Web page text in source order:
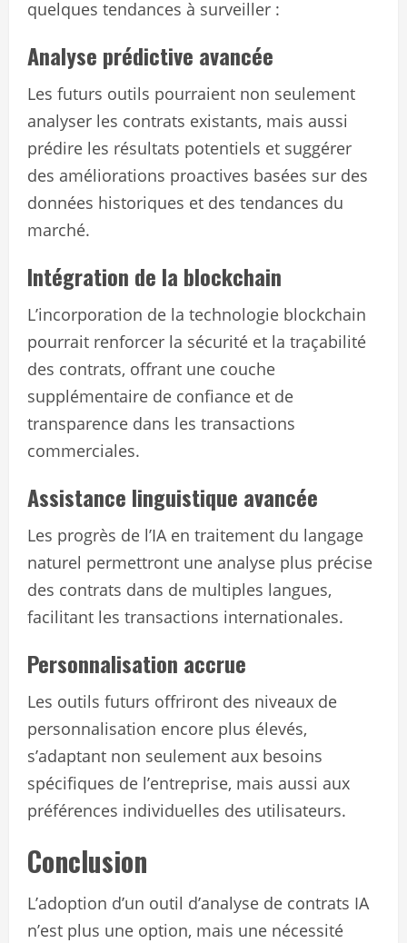
quelques tendances à surveiller :
Analyse prédictive avancée
Les futurs outils pourraient non seulement
analyser les contrats existants, mais aussi
prédire les résultats potentiels et suggérer
des améliorations proactives basées sur des
données historiques et des tendances du
marché.
Intégration de la blockchain
L’incorporation de la technologie blockchain
pourrait renforcer la sécurité et la traçabilité
des contrats, offrant une couche
supplémentaire de confiance et de
transparence dans les transactions
commerciales.
Assistance linguistique avancée
Les progrès de l’IA en traitement du langage
naturel permettront une analyse plus précise
des contrats dans de multiples langues,
facilitant les transactions internationales.
Personnalisation accrue
Les outils futurs offriront des niveaux de
personnalisation encore plus élevés,
s’adaptant non seulement aux besoins
spécifiques de l’entreprise, mais aussi aux
préférences individuelles des utilisateurs.
Conclusion
L’adoption d’un outil d’analyse de contrats IA
n’est plus une option, mais une nécessité